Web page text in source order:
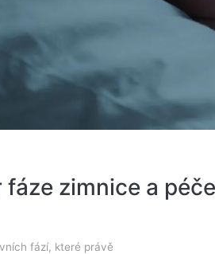
fáze zimnice a péče
fází, které právě